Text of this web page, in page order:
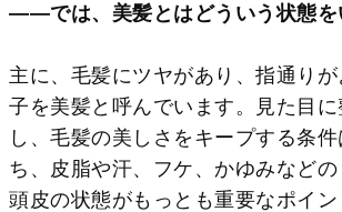
――では、美髪とはどういう状態を
主に、毛髪にツヤがあり、指通り
子を美髪と呼んでいます。見た目
し、毛髪の美しさをキープする条
ち、皮脂や汗、フケ、かゆみなど
頭皮の状態がもっとも重要なポイ